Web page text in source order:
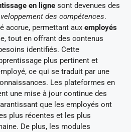
en ligne sont devenues des
des compétences.
accrue, permettant aux employés
tout en offrant des contenus
identifiés. Cette
plus pertinent et
ce qui se traduit par une
Les plateformes en
une mise à jour continue des
que les employés ont
plus récentes et les plus
De plus, les modules